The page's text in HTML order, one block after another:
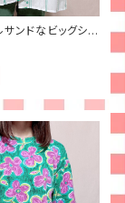
ンドなビッグシャ
ャツ 70s 緑 幾